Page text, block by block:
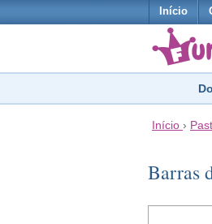
Início
Início ›
Barras